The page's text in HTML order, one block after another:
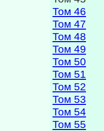
Том 46
Том 47
Том 48
Том 49
Том 50
Том 51
Том 52
Том 53
Том 54
Том 55